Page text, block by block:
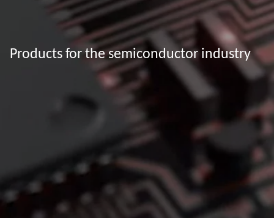
Products for the semiconductor industry